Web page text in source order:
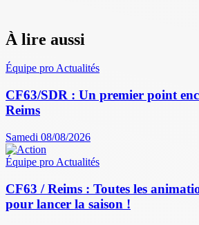
À lire aussi
Équipe proActualités
CF63/SDR : Un premier point
Reims
Samedi 08/08/2026
Équipe pro Actualités
CF63 / Reims : Toutes les
pour lancer la saison !